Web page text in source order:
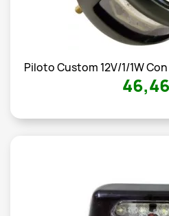
Piloto Custom 12V/1/1W